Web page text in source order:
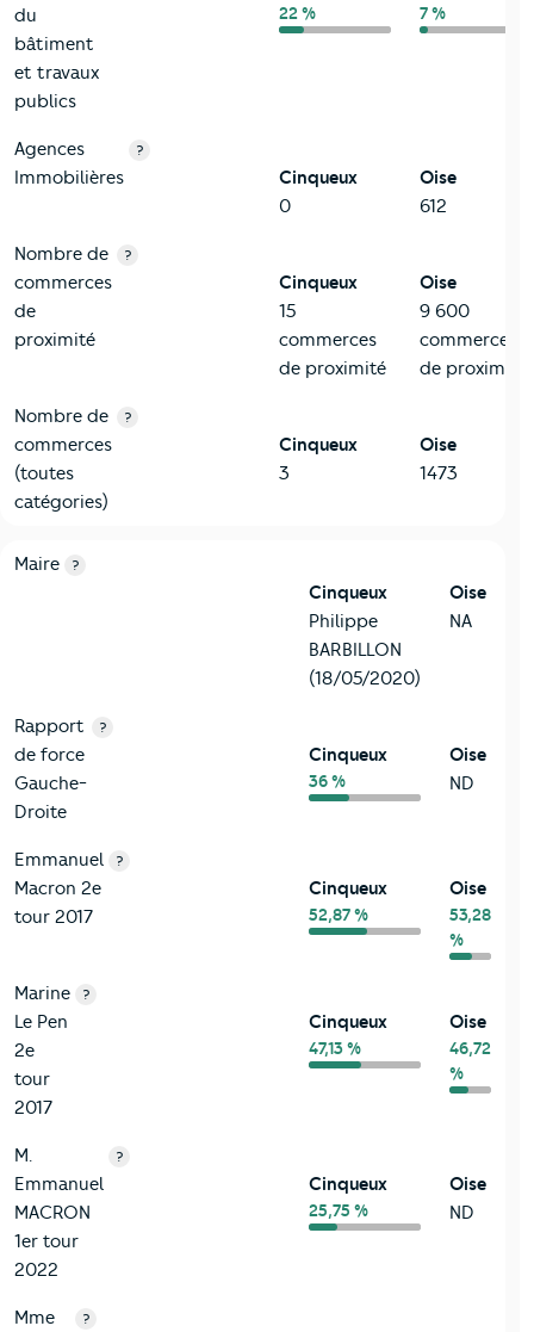
du
bâtiment
et travaux
publics
22 % 7 %
Agences
Immobilières
?
Cinqueux
0
Oise
612
Nombre de
commerces
de
proximité
?
Cinqueux
15
commerces
de proximité
Oise
9 600
commerces
de proximité
Nombre de
commerces
(toutes
catégories)
?
Cinqueux
3
Oise
1473
6-Politique
Critères
Maire ?
Cinqueux
Philippe
BARBILLON
(18/05/2020)
Oise
NA
Rapport
de force
Gauche-
Droite
?
Cinqueux
36 %
Oise
ND
Emmanuel
Macron 2e
tour 2017
?
Cinqueux
52,87 %
Oise
53,28
%
Marine
Le Pen
2e
tour
2017
?
Cinqueux
47,13 %
Oise
46,72
%
M.
Emmanuel
MACRON
1er tour
2022
?
Cinqueux
25,75 %
Oise
ND
Mme ?